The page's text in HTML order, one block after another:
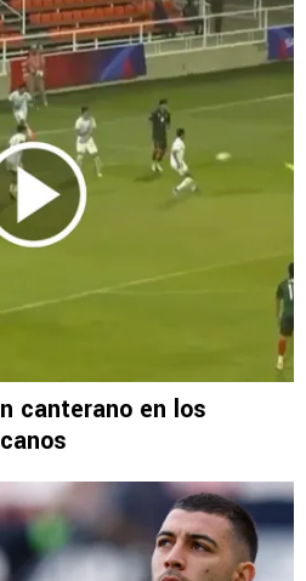
canterano en los